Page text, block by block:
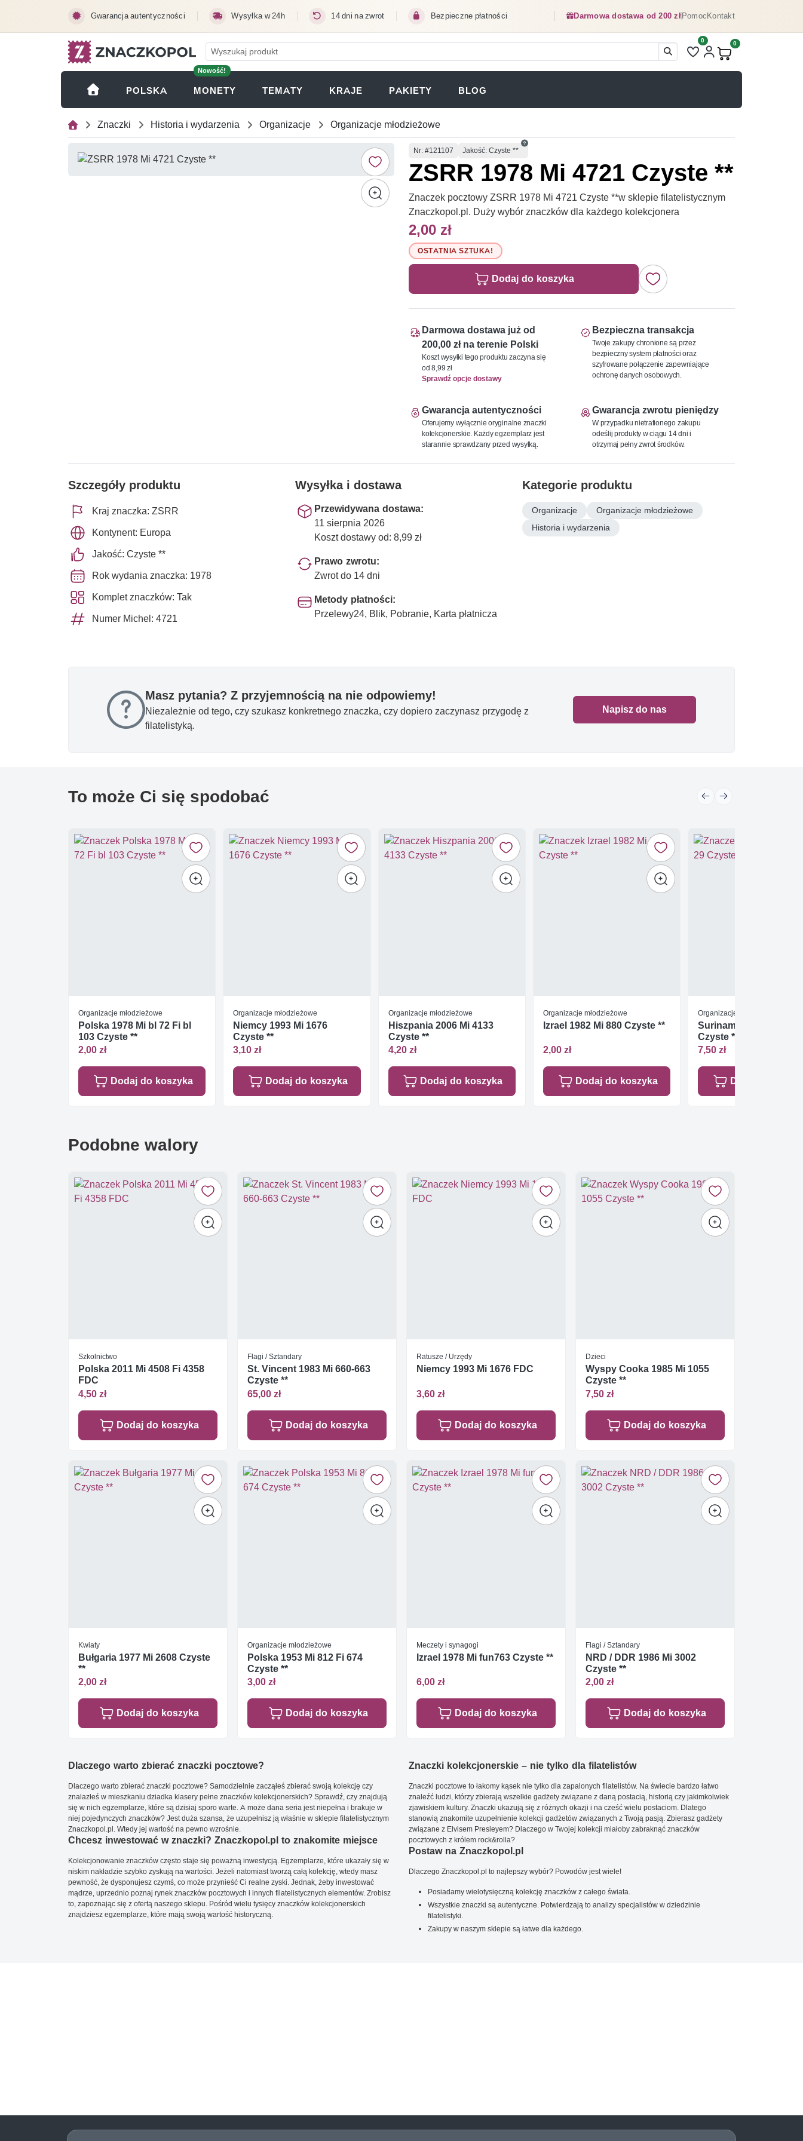
Gwarancja autentyczności Wysyłka w 24h 14 dni na zwrot Bezpieczne płatności Darmowa dostawa od 200 złPomocKontakt
Liczba pozycji na liście
0
Produkty w koszyku:
0
POLSKA
Nowość!
MONETY (OTWIERA SIĘ W NOWEJ KARCIE)
TEMATY KRAJE PAKIETY BLOG
Znaczki Historia i wydarzenia Organizacje Organizacje młodzieżowe
Numer
Nr: #121107 Jakość: Czyste **
ZSRR 1978 Mi 4721 Czyste **
Znaczek pocztowy ZSRR 1978 Mi 4721 Czyste **w sklepie filatelistycznym
Znaczkopol.pl. Duży wybór znaczków dla każdego kolekcjonera
2,00 zł
OSTATNIA SZTUKA!
Dodaj do koszyka
Darmowa dostawa już od
200,00 zł na terenie Polski
Koszt wysyłki tego produktu zaczyna się
od 8,99 zł
Sprawdź opcje dostawy
Bezpieczna transakcja
Twoje zakupy chronione są przez
bezpieczny system płatności oraz
szyfrowane połączenie zapewniające
ochronę danych osobowych.
Gwarancja autentyczności
Oferujemy wyłącznie oryginalne znaczki
kolekcjonerskie. Każdy egzemplarz jest
starannie sprawdzany przed wysyłką.
Gwarancja zwrotu pieniędzy
W przypadku nietrafionego zakupu
odeślij produkty w ciągu 14 dni i
otrzymaj pełny zwrot środków.
Szczegóły produktu
Kraj znaczka: ZSRR
Kontynent: Europa
Jakość: Czyste **
Rok wydania znaczka: 1978
Komplet znaczków: Tak
Numer Michel: 4721
Wysyłka i dostawa
Przewidywana dostawa:
11 sierpnia 2026
Koszt dostawy od: 8,99 zł
Prawo zwrotu:
Zwrot do 14 dni
Metody płatności:
Przelewy24, Blik, Pobranie, Karta płatnicza
Kategorie produktu
Organizacje
Organizacje młodzieżowe
Historia i wydarzenia
Masz pytania? Z przyjemnością na nie odpowiemy!
Niezależnie od tego, czy szukasz konkretnego znaczka, czy dopiero zaczynasz przygodę z
filatelistyką.
Napisz do nas
To może Ci się spodobać
Organizacje młodzieżowe
Polska 1978 Mi bl 72 Fi bl
103 Czyste **
2,00 zł
Dodaj do koszyka
Organizacje młodzieżowe
Niemcy 1993 Mi 1676
Czyste **
3,10 zł
Dodaj do koszyka
Organizacje młodzieżowe
Hiszpania 2006 Mi 4133
Czyste **
4,20 zł
Dodaj do koszyka
Organizacje młodzieżowe
Izrael 1982 Mi 880 Czyste **
2,00 zł
Dodaj do koszyka
Organizacje młodzieżowe
Surinam 1981 Mi bl 29
Czyste **
7,50 zł
Dodaj do
Podobne walory
Szkolnictwo
Polska 2011 Mi 4508 Fi 4358
FDC
4,50 zł
Dodaj do koszyka
Flagi / Sztandary
St. Vincent 1983 Mi 660-663
Czyste **
65,00 zł
Dodaj do koszyka
Ratusze / Urzędy
Niemcy 1993 Mi 1676 FDC
3,60 zł
Dodaj do koszyka
Dzieci
Wyspy Cooka 1985 Mi 1055
Czyste **
7,50 zł
Dodaj do koszyka
Kwiaty
Bułgaria 1977 Mi 2608 Czyste
**
2,00 zł
Dodaj do koszyka
Organizacje młodzieżowe
Polska 1953 Mi 812 Fi 674
Czyste **
3,00 zł
Dodaj do koszyka
Meczety i synagogi
Izrael 1978 Mi fun763 Czyste **
6,00 zł
Dodaj do koszyka
Flagi / Sztandary
NRD / DDR 1986 Mi 3002
Czyste **
2,00 zł
Dodaj do koszyka
Dlaczego warto zbierać znaczki pocztowe?
Dlaczego warto zbierać znaczki pocztowe? Samodzielnie zacząłeś zbierać swoją kolekcję czy
znalazłeś w mieszkaniu dziadka klasery pełne znaczków kolekcjonerskich? Sprawdź, czy znajdują
się w nich egzemplarze, które są dzisiaj sporo warte. A może dana seria jest niepełna i brakuje w
niej pojedynczych znaczków? Jest duża szansa, że uzupełnisz ją właśnie w sklepie filatelistycznym
Znaczkopol.pl. Wtedy jej wartość na pewno wzrośnie.
Chcesz inwestować w znaczki? Znaczkopol.pl to znakomite miejsce
Kolekcjonowanie znaczków często staje się poważną inwestycją. Egzemplarze, które ukazały się w
niskim nakładzie szybko zyskują na wartości. Jeżeli natomiast tworzą całą kolekcję, wtedy masz
pewność, że dysponujesz czymś, co może przynieść Ci realne zyski. Jednak, żeby inwestować
mądrze, uprzednio poznaj rynek znaczków pocztowych i innych filatelistycznych elementów. Zrobisz
to, zapoznając się z ofertą naszego sklepu. Pośród wielu tysięcy znaczków kolekcjonerskich
znajdziesz egzemplarze, które mają swoją wartość historyczną.
Znaczki kolekcjonerskie – nie tylko dla filatelistów
Znaczki pocztowe to łakomy kąsek nie tylko dla zapalonych filatelistów. Na świecie bardzo łatwo
znaleźć ludzi, którzy zbierają wszelkie gadżety związane z daną postacią, historią czy jakimkolwiek
zjawiskiem kultury. Znaczki ukazują się z różnych okazji i na cześć wielu postaciom. Dlatego
stanowią znakomite uzupełnienie kolekcji gadżetów związanych z Twoją pasją. Zbierasz gadżety
związane z Elvisem Presleyem? Dlaczego w Twojej kolekcji miałoby zabraknąć znaczków
pocztowych z królem rock&rolla?
Postaw na Znaczkopol.pl
Dlaczego Znaczkopol.pl to najlepszy wybór? Powodów jest wiele!
Posiadamy wielotysięczną kolekcję znaczków z całego świata.
Wszystkie znaczki są autentyczne. Potwierdzają to analizy specjalistów w dziedzinie
filatelistyki.
Zakupy w naszym sklepie są łatwe dla każdego.